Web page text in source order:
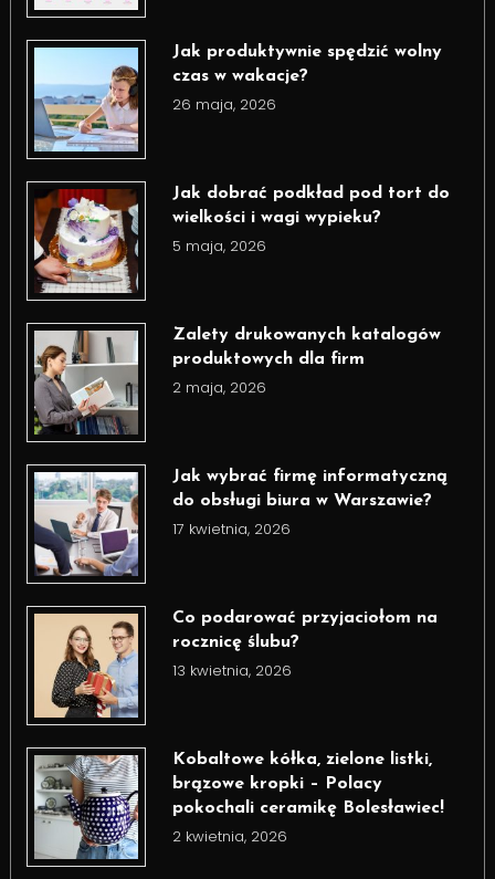
Jak produktywnie spędzić wolny
czas w wakacje?
26 maja, 2026
Jak dobrać podkład pod tort do
wielkości i wagi wypieku?
5 maja, 2026
Zalety drukowanych katalogów
produktowych dla firm
2 maja, 2026
Jak wybrać firmę informatyczną
do obsługi biura w Warszawie?
17 kwietnia, 2026
Co podarować przyjaciołom na
rocznicę ślubu?
13 kwietnia, 2026
Kobaltowe kółka, zielone listki,
brązowe kropki – Polacy
pokochali ceramikę Bolesławiec!
2 kwietnia, 2026